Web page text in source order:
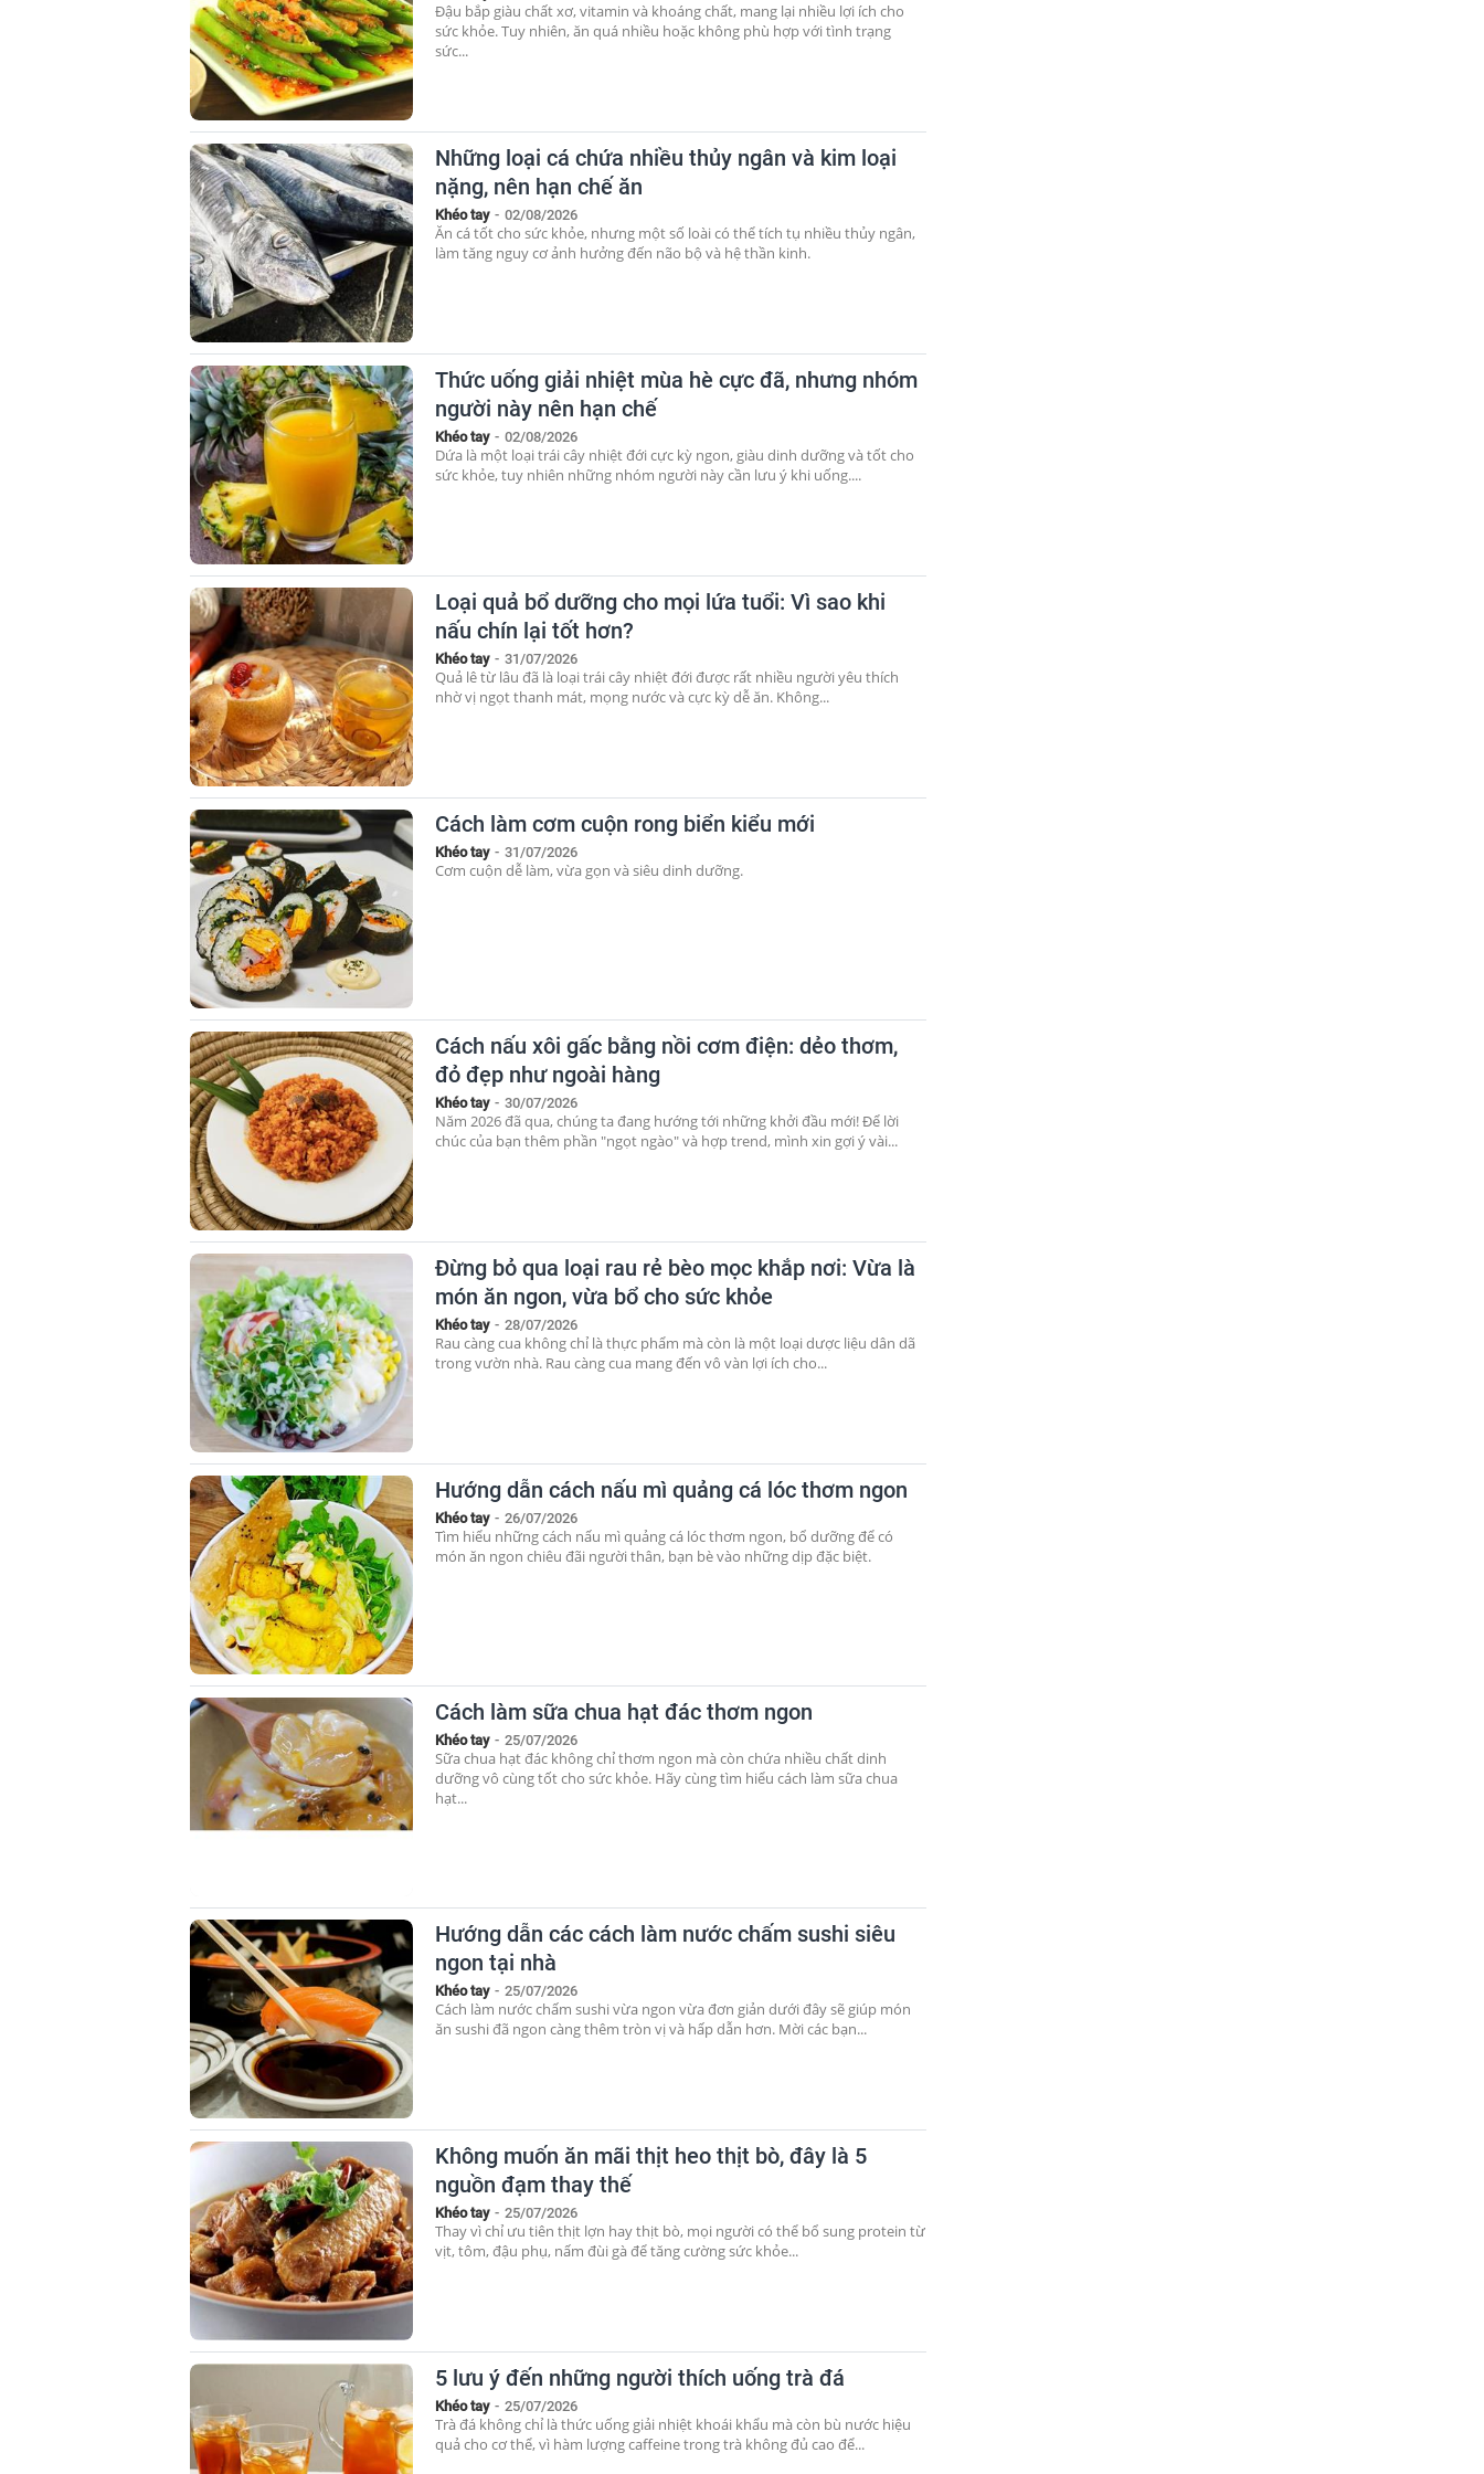
Đậu bắp giàu chất xơ, vitamin và khoáng chất, mang lại nhiều lợi ích cho
sức khỏe. Tuy nhiên, ăn quá nhiều hoặc không phù hợp với tình trạng
sức...
Những loại cá chứa nhiều thủy ngân và kim loại
nặng, nên hạn chế ăn
Khéo tay - 02/08/2026
Ăn cá tốt cho sức khỏe, nhưng một số loài có thể tích tụ nhiều thủy ngân,
làm tăng nguy cơ ảnh hưởng đến não bộ và hệ thần kinh.
Thức uống giải nhiệt mùa hè cực đã, nhưng nhóm
người này nên hạn chế
Khéo tay - 02/08/2026
Dứa là một loại trái cây nhiệt đới cực kỳ ngon, giàu dinh dưỡng và tốt cho
sức khỏe, tuy nhiên những nhóm người này cần lưu ý khi uống....
Loại quả bổ dưỡng cho mọi lứa tuổi: Vì sao khi
nấu chín lại tốt hơn?
Khéo tay - 31/07/2026
Quả lê từ lâu đã là loại trái cây nhiệt đới được rất nhiều người yêu thích
nhờ vị ngọt thanh mát, mọng nước và cực kỳ dễ ăn. Không...
Cách làm cơm cuộn rong biển kiểu mới
Khéo tay - 31/07/2026
Cơm cuộn dễ làm, vừa gọn và siêu dinh dưỡng.
Cách nấu xôi gấc bằng nồi cơm điện: dẻo thơm,
đỏ đẹp như ngoài hàng
Khéo tay - 30/07/2026
Năm 2026 đã qua, chúng ta đang hướng tới những khởi đầu mới! Để lời
chúc của bạn thêm phần "ngọt ngào" và hợp trend, mình xin gợi ý vài...
Đừng bỏ qua loại rau rẻ bèo mọc khắp nơi: Vừa là
món ăn ngon, vừa bổ cho sức khỏe
Khéo tay - 28/07/2026
Rau càng cua không chỉ là thực phẩm mà còn là một loại dược liệu dân dã
trong vườn nhà. Rau càng cua mang đến vô vàn lợi ích cho...
Hướng dẫn cách nấu mì quảng cá lóc thơm ngon
Khéo tay - 26/07/2026
Tìm hiểu những cách nấu mì quảng cá lóc thơm ngon, bổ dưỡng để có
món ăn ngon chiêu đãi người thân, bạn bè vào những dịp đặc biệt.
Cách làm sữa chua hạt đác thơm ngon
Khéo tay - 25/07/2026
Sữa chua hạt đác không chỉ thơm ngon mà còn chứa nhiều chất dinh
dưỡng vô cùng tốt cho sức khỏe. Hãy cùng tìm hiểu cách làm sữa chua
hạt...
Hướng dẫn các cách làm nước chấm sushi siêu
ngon tại nhà
Khéo tay - 25/07/2026
Cách làm nước chấm sushi vừa ngon vừa đơn giản dưới đây sẽ giúp món
ăn sushi đã ngon càng thêm tròn vị và hấp dẫn hơn. Mời các bạn...
Không muốn ăn mãi thịt heo thịt bò, đây là 5
nguồn đạm thay thế
Khéo tay - 25/07/2026
Thay vì chỉ ưu tiên thịt lợn hay thịt bò, mọi người có thể bổ sung protein từ
vịt, tôm, đậu phụ, nấm đùi gà để tăng cường sức khỏe...
5 lưu ý đến những người thích uống trà đá
Khéo tay - 25/07/2026
Trà đá không chỉ là thức uống giải nhiệt khoái khẩu mà còn bù nước hiệu
quả cho cơ thể, vì hàm lượng caffeine trong trà không đủ cao để...